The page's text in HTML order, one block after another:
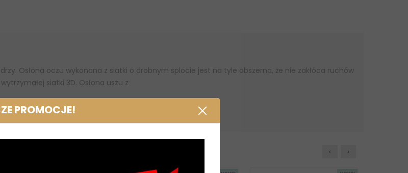
PROMOCJE!
Osłona oczu wykonana z siatki o drobnym splocie jest na tyle obszerna, że nie zakłóca ruchów
siatki 3D. Osłona uszu z
‹ ›